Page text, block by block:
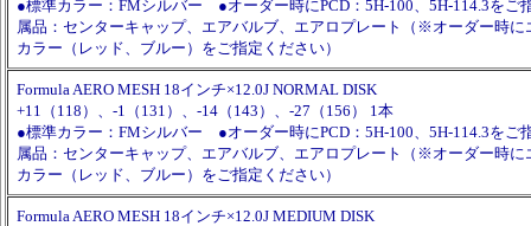
●標準カラー：FMシルバー ●オーダー時にPCD：5H-100、5H-114.3を
属品：センターキャップ、エアバルブ、エアロプレート（※オーダー時に
カラー（レッド、ブルー）をご指定ください）
Formula AERO MESH 18インチ×12.0J NORMAL DISK
+11（118）、-1（131）、-14（143）、-27（156） 1本
●標準カラー：FMシルバー ●オーダー時にPCD：5H-100、5H-114.3を
属品：センターキャップ、エアバルブ、エアロプレート（※オーダー時に
カラー（レッド、ブルー）をご指定ください）
Formula AERO MESH 18インチ×12.0J MEDIUM DISK